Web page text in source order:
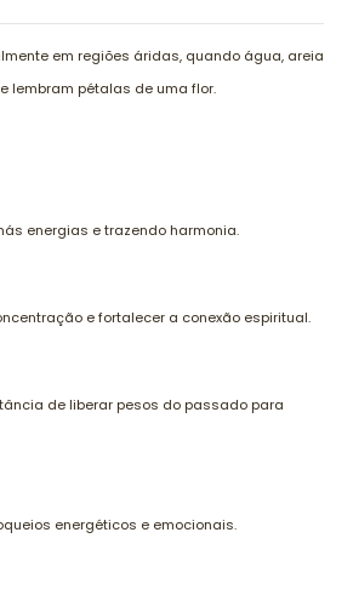
em regiões áridas, quando água, areia
lembram pétalas de uma flor.
energias e trazendo harmonia.
e fortalecer a conexão espiritual.
de liberar pesos do passado para
energéticos e emocionais.